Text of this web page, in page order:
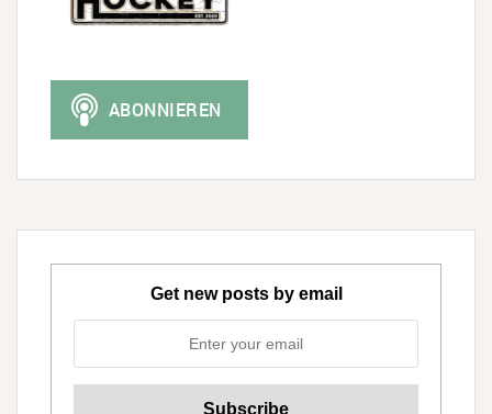
Get new posts by email